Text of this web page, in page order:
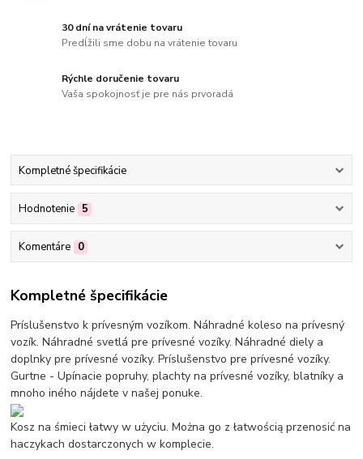
30 dní na vrátenie tovaru
Predĺžili sme dobu na vrátenie tovaru
Rýchle doručenie tovaru
Vaša spokojnosť je pre nás prvoradá
Kompletné špecifikácie
Hodnotenie 5
Komentáre 0
Kompletné špecifikácie
Príslušenstvo k prívesným vozíkom. Náhradné koleso na prívesný
vozík. Náhradné svetlá pre prívesné vozíky. Náhradné diely a
doplnky pre prívesné vozíky. Príslušenstvo pre prívesné vozíky.
Gurtne - Upínacie popruhy, plachty na prívesné vozíky, blatníky a
mnoho iného nájdete v našej ponuke.
Kosz na śmieci łatwy w użyciu. Można go z łatwością przenosić na
haczykach dostarczonych w komplecie.